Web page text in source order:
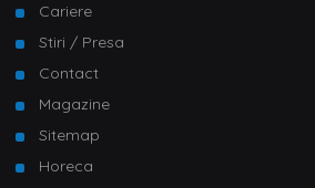
Cariere
Stiri / Presa
Contact
Magazine
Sitemap
Horeca